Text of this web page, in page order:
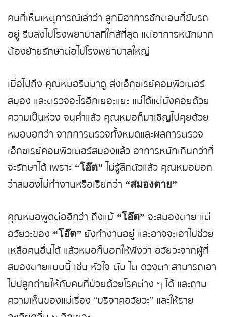
คนที่เห็นเหตุการณ์เล่าว่า ลูกมีอาการชักตอนที่ขับรถ
อยู่ รีบส่งไปโรงพยาบาลที่ใกล้ที่สุด แต่อาการหนักมาก
ต้องย้ายรักษาต่อไปโรงพยาบาลใหญ่
เมื่อไปถึง คุณหมอรีบมาดู ส่งเอ็กซเรย์คอมพิวเตอร์
สมอง และตรวจอะไรอีกเยอะแยะ แม่ได้แต่นั่งคอยด้วย
ความเป็นห่วง จนค่ำแล้ว คุณหมอก็มาเชิญไปคุยด้วย
หมอบอกว่า จากการตรวจทั้งหมดและผลการตรวจ
เอ็กซเรย์คอมพิวเตอร์สมองแล้ว อาการหนักเกินกว่าที่
จะรักษาได้ เพราะ “โอ๊ต” ไม่รู้สึกตัวแล้ว คุณหมอบอก
ว่าสมองไม่ทำงานหรือเรียกว่า “สมองตาย”
คุณหมอพูดต่ออีกว่า ถึงแม้ “โอ๊ต” จะสมองตาย แต่
อวัยวะของ “โอ๊ต” ยังทำงานอยู่ และอาจจะเอาไปช่วย
เหลือคนอื่นได้ แล้วหมอก็บอกให้ฟังว่า อวัยวะจากผู้ที่
สมองตายแบบนี้ เช่น หัวใจ ตับ ไต ดวงตา สามารถเอา
ไปปลูกถ่ายให้กับคนที่ป่วยด้วยโรคต่าง ๆ ได้ และถาม
ความเห็นของแม่เรื่อง “บริจาคอวัยวะ” และให้ราย